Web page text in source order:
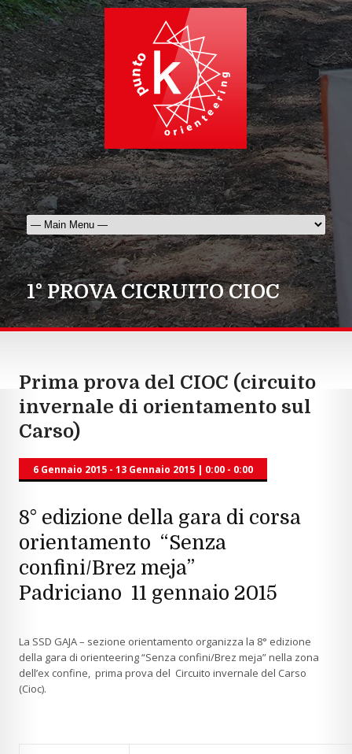
1° PROVA CICRUITO CIOC
Prima prova del CIOC (circuito
invernale di orientamento sul
Carso)
6 Gennaio 2015 - 13 Gennaio 2015 | 0:00 - 0:00
8° edizione della gara di corsa
orientamento “Senza
confini/Brez meja”
Padriciano 11 gennaio 2015
La SSD GAJA – sezione orientamento organizza la 8° edizione
della gara di orienteering “Senza confini/Brez meja” nella zona
dell’ex confine, prima prova del Circuito invernale del Carso
(Cioc).